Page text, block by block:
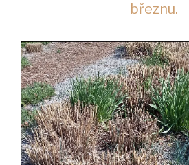
březnu.